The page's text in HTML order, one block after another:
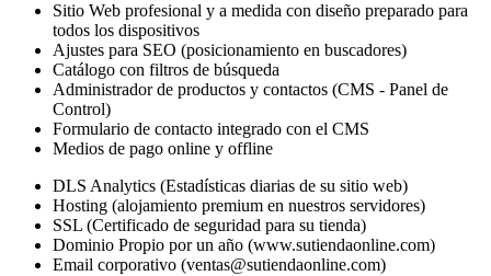
Sitio Web profesional y a medida con diseño preparado para
todos los dispositivos
Ajustes para SEO (posicionamiento en buscadores)
Catálogo con filtros de búsqueda
Administrador de productos y contactos (CMS - Panel de
Control)
Formulario de contacto integrado con el CMS
Medios de pago online y offline
DLS Analytics (Estadísticas diarias de su sitio web)
Hosting (alojamiento premium en nuestros servidores)
SSL (Certificado de seguridad para su tienda)
Dominio Propio por un año (www.sutiendaonline.com)
Email corporativo (ventas@sutiendaonline.com)